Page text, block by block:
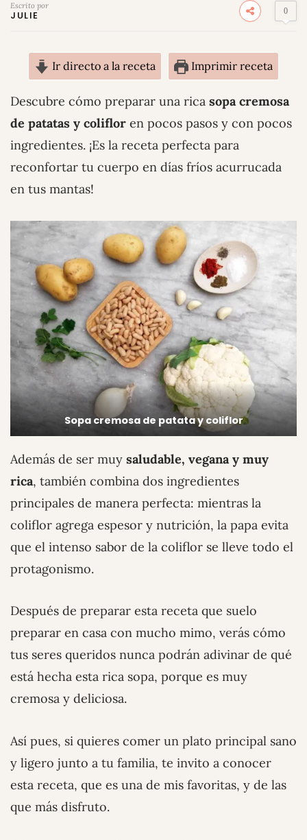
Escrito por
JULIE 0
Ir directo a la receta Imprimir receta
Descubre cómo preparar una rica sopa cremosa
de patatas y coliflor en pocos pasos y con pocos
ingredientes. ¡Es la receta perfecta para
reconfortar tu cuerpo en días fríos acurrucada
en tus mantas!
Sopa cremosa de patata y coliflor
Además de ser muy saludable, vegana y muy
rica, también combina dos ingredientes
principales de manera perfecta: mientras la
coliflor agrega espesor y nutrición, la papa evita
que el intenso sabor de la coliflor se lleve todo el
protagonismo.
Después de preparar esta receta que suelo
preparar en casa con mucho mimo, verás cómo
tus seres queridos nunca podrán adivinar de qué
está hecha esta rica sopa, porque es muy
cremosa y deliciosa.
Así pues, si quieres comer un plato principal sano
y ligero junto a tu familia, te invito a conocer
esta receta, que es una de mis favoritas, y de las
que más disfruto.